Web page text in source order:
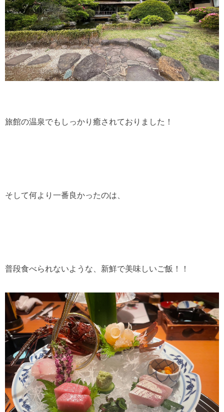
旅館の温泉でもしっかり癒されておりました！
そして何より一番良かったのは、
普段食べられないような、新鮮で美味しいご飯！！